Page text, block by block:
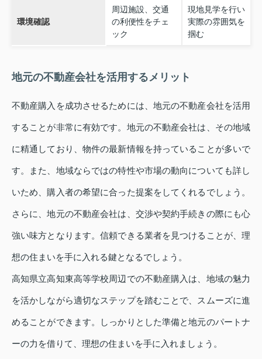
環境確認
周辺施設、交通
の利便性をチェ
ック
現地見学を行い
実際の雰囲気を
掴む
地元の不動産会社を活用するメリット
不動産購入を成功させるためには、地元の不動産会社を活用
することが非常に有効です。地元の不動産会社は、その地域
に精通しており、物件の最新情報を持っていることが多いで
す。また、地域ならではの特性や市場の動向についても詳し
いため、購入者の希望に合った提案をしてくれるでしょう。
さらに、地元の不動産会社は、交渉や契約手続きの際にも心
強い味方となります。信頼できる業者を見つけることが、理
想の住まいを手に入れる鍵となるでしょう。
高知県立高知東高等学校周辺での不動産購入は、地域の魅力
を活かしながら適切なステップを踏むことで、スムーズに進
めることができます。しっかりとした準備と地元のパートナ
ーの力を借りて、理想の住まいを手に入れましょう。